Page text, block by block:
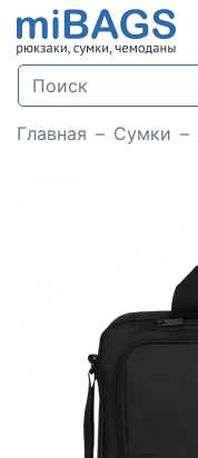
Главная Сумки